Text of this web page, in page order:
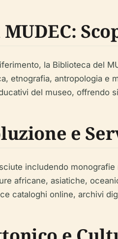
la Biblioteca del
etnografia, antropologia
del museo, offrendo
e
includendo
africane, asiatiche,
cataloghi online, archivi